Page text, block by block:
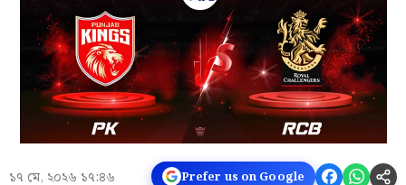
১৭ মে, ২০২৬ ১৭:৪৬ Prefer us on Google